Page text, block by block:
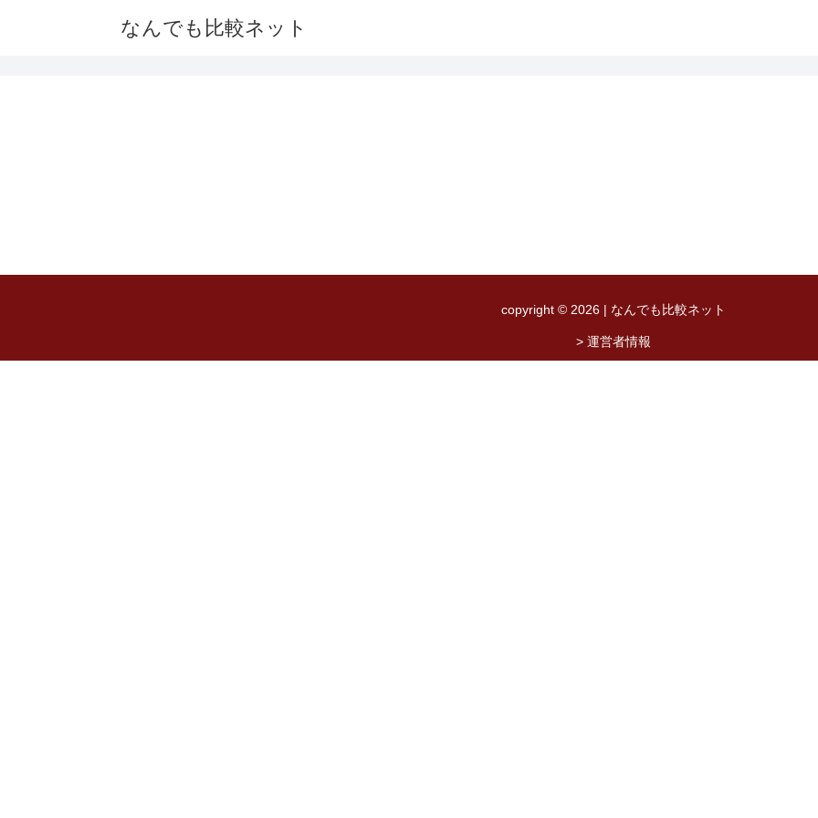
なんでも比較ネット
copyright © 2026 | なんでも比較ネット
> 運営者情報